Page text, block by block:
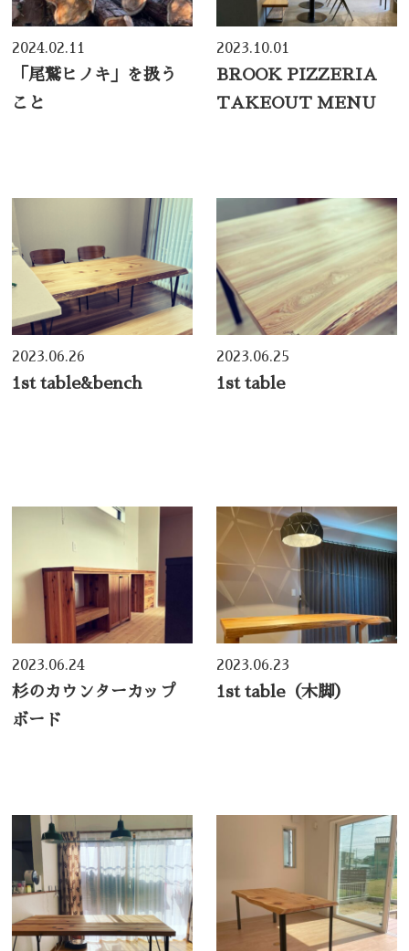
2024.02.11
「尾鷲ヒノキ」を扱う
こと
2023.10.01
BROOK PIZZERIA
TAKEOUT MENU
2023.06.26
1st table&bench
2023.06.25
1st table
2023.06.24
杉のカウンターカップ
ボード
2023.06.23
1st table（木脚）